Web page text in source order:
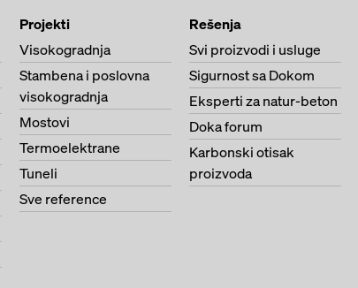
Projekti
Visokogradnja
Stambena i poslovna
visokogradnja
Mostovi
Termoelektrane
Tuneli
Sve reference
Rešenja
Svi proizvodi i usluge
Sigurnost sa Dokom
Eksperti za natur-beton
Doka forum
Karbonski otisak
proizvoda